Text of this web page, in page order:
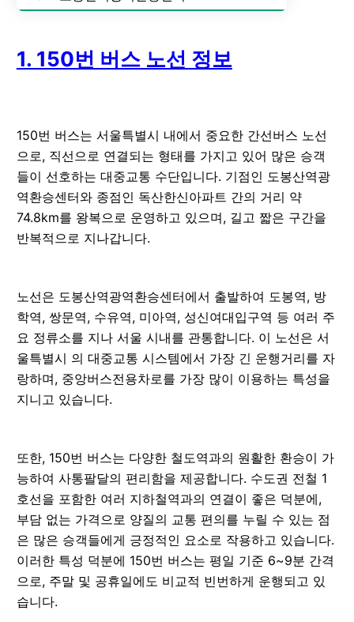
1. 150번 버스 노선 정보
150번 버스는 서울특별시 내에서 중요한 간선버스 노선
으로, 직선으로 연결되는 형태를 가지고 있어 많은 승객
들이 선호하는 대중교통 수단입니다. 기점인 도봉산역광
역환승센터와 종점인 독산한신아파트 간의 거리 약
74.8km를 왕복으로 운영하고 있으며, 길고 짧은 구간을
반복적으로 지나갑니다.
노선은 도봉산역광역환승센터에서 출발하여 도봉역, 방
학역, 쌍문역, 수유역, 미아역, 성신여대입구역 등 여러 주
요 정류소를 지나 서울 시내를 관통합니다. 이 노선은 서
울특별시 의 대중교통 시스템에서 가장 긴 운행거리를 자
랑하며, 중앙버스전용차로를 가장 많이 이용하는 특성을
지니고 있습니다.
또한, 150번 버스는 다양한 철도역과의 원활한 환승이 가
능하여 사통팔달의 편리함을 제공합니다. 수도권 전철 1
호선을 포함한 여러 지하철역과의 연결이 좋은 덕분에,
부담 없는 가격으로 양질의 교통 편의를 누릴 수 있는 점
은 많은 승객들에게 긍정적인 요소로 작용하고 있습니다.
이러한 특성 덕분에 150번 버스는 평일 기준 6~9분 간격
으로, 주말 및 공휴일에도 비교적 빈번하게 운행되고 있
습니다.